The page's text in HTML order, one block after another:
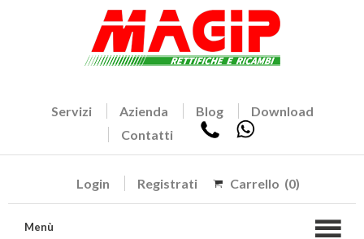
Servizi Azienda Blog
Download
Contatti
Login Registrati Carrello (0)
Menù